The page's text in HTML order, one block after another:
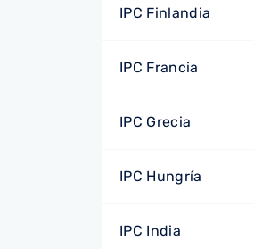
IPC Finlandia
IPC Francia
IPC Grecia
IPC Hungría
IPC India